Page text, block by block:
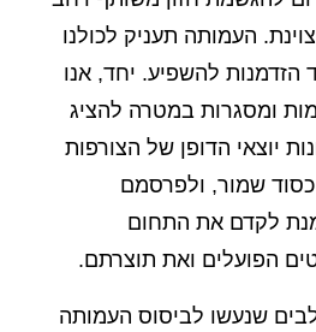
העמותה תעניק לכולנו
הזדמנות להשפיע. יחד, אנו
ומסגרות במטרה להציג
יוצאי הדופן של הצורפות
כסוד שמור, ולפרסמם
לקדם את התחום
הפועלים ואת תוצרתם.
שנעשו לביסוס העמותה